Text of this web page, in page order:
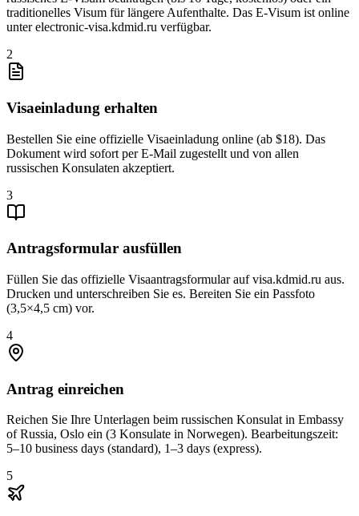
traditionelles Visum für längere Aufenthalte. Das E-Visum ist online
unter electronic-visa.kdmid.ru verfügbar.
2
Visaeinladung erhalten
Bestellen Sie eine offizielle Visaeinladung online (ab $18). Das
Dokument wird sofort per E-Mail zugestellt und von allen
russischen Konsulaten akzeptiert.
3
Antragsformular ausfüllen
Füllen Sie das offizielle Visaantragsformular auf visa.kdmid.ru aus.
Drucken und unterschreiben Sie es. Bereiten Sie ein Passfoto
(3,5×4,5 cm) vor.
4
Antrag einreichen
Reichen Sie Ihre Unterlagen beim russischen Konsulat in Embassy
of Russia, Oslo ein (3 Konsulate in Norwegen). Bearbeitungszeit:
5–10 business days (standard), 1–3 days (express).
5